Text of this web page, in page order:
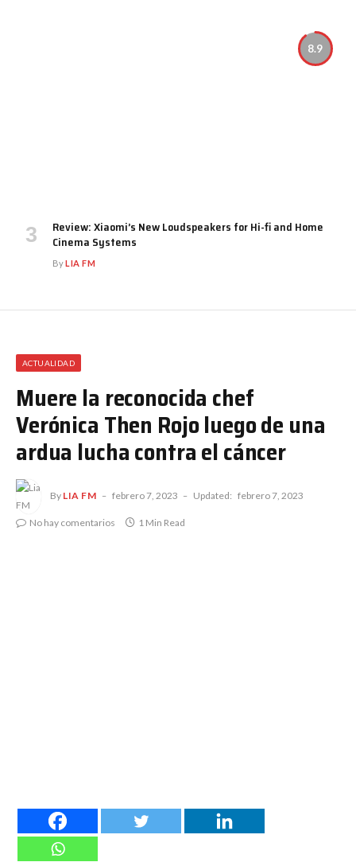
8.9
Review: Xiaomi’s New Loudspeakers for Hi-fi and Home
Cinema Systems
ByLIA FM
ACTUALIDAD
Muere la reconocida chef
Verónica Then Rojo luego de una
ardua lucha contra el cáncer
By LIA FM febrero 7, 2023 Updated: febrero 7, 2023
No hay comentarios 1 Min Read